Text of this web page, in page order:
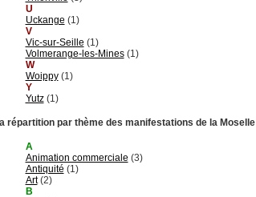
U
Uckange (1)
V
Vic-sur-Seille (1)
Volmerange-les-Mines(1)
W
Woippy(1)
Y
Yutz(1)
répartition par thème des manifestations de la Moselle
A
Animation commerciale (3)
Antiquité (1)
Art(2)
B